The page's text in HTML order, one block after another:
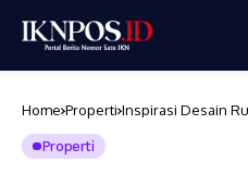
Home Properti Inspirasi Desain
Properti